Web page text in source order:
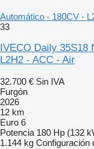
Automático - 180CV -
33
IVECO Daily 35S18
L2H2 - ACC - Air
32.700 € Sin IVA
Furgón
2026
12 km
Euro 6
Potencia 180 Hp (132
1.144 kg Configuración